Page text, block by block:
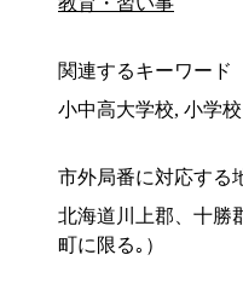
関連するキーワード
小中高大学校, 小学校
市外局番に対応する
北海道川上郡、十勝
町に限る｡）